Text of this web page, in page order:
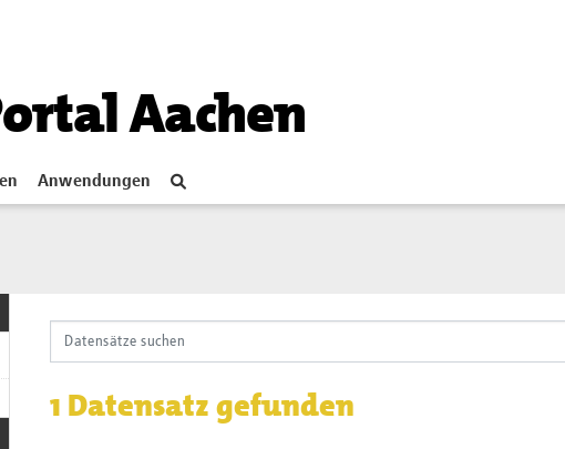
Aachen
Anwendungen
1 Datensatz gefunden